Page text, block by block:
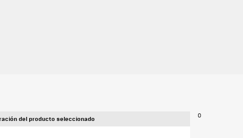
del producto seleccionado 0